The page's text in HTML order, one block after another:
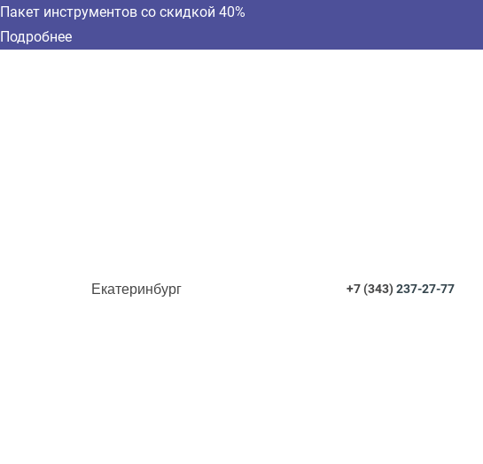
Пакет инструментов со скидкой 40%
Подробнее
Екатеринбург +7 (343)237-27-77